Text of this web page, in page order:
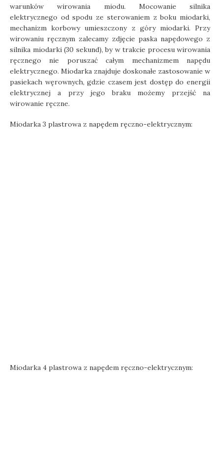
warunków wirowania miodu. Mocowanie silnika
elektrycznego od spodu ze sterowaniem z boku miodarki,
mechanizm korbowy umieszczony z góry miodarki. Przy
wirowaniu ręcznym zalecamy zdjęcie paska napędowego z
silnika miodarki (30 sekund), by w trakcie procesu wirowania
ręcznego nie poruszać całym mechanizmem napędu
elektrycznego. Miodarka znajduje doskonałe zastosowanie w
pasiekach węrownych, gdzie czasem jest dostęp do energii
elektrycznej a przy jego braku możemy przejść na
wirowanie ręczne.
Miodarka 3 plastrowa z napędem ręczno-elektrycznym:
Miodarka 4 plastrowa z napędem ręczno-elektrycznym: